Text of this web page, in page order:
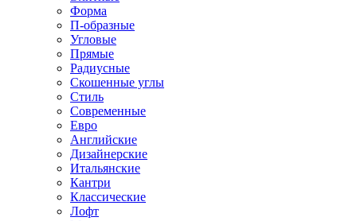
Форма
П-образные
Угловые
Прямые
Радиусные
Скошенные углы
Стиль
Современные
Евро
Английские
Дизайнерские
Итальянские
Кантри
Классические
Лофт